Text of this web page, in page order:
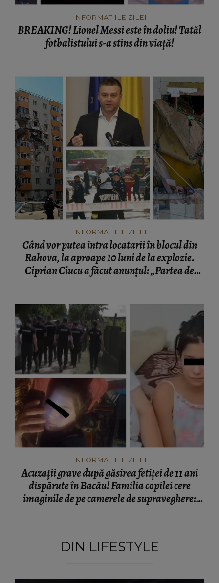
INFORMATIILE ZILEI
BREAKING! Lionel Messi este în doliu! Tatăl
fotbalistului s-a stins din viață!
INFORMATIILE ZILEI
Când vor putea intra locatarii în blocul din
Rahova, la aproape 10 luni de la explozie.
Ciprian Ciucu a făcut anunțul: „Partea de
INFORMATIILE ZILEI
Acuzații grave după găsirea fetiței de 11 ani
dispărute în Bacău! Familia copilei cere
imaginile de pe camerele de supraveghere:
DIN LIFESTYLE